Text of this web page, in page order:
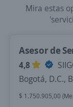
Mira estas
Asesor de
4,8
Bogotá, D.C.,
$ 1.750.905,00